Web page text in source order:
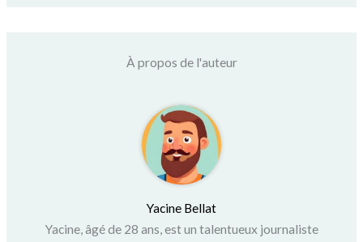
À propos de l'auteur
Yacine Bellat
Yacine, âgé de 28 ans, est un talentueux journaliste